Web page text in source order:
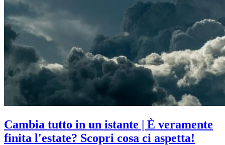
Cambia tutto in un istante | È veramente
finita l'estate? Scopri cosa ci aspetta!